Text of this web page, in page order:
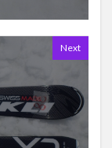
Next